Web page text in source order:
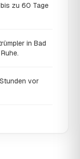
bis zu 60 Tage
in Bad
vor